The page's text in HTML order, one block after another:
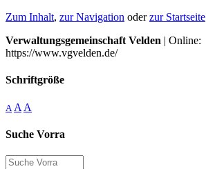
Zum Inhalt, zur Navigation oderzur Startseite
Verwaltungsgemeinschaft Velden | Online:
https://www.vgvelden.de/
Schriftgröße
A A A
Suche Vorra